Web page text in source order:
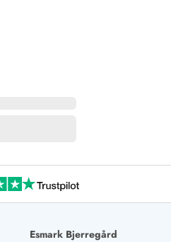
Esmark Bjerregård